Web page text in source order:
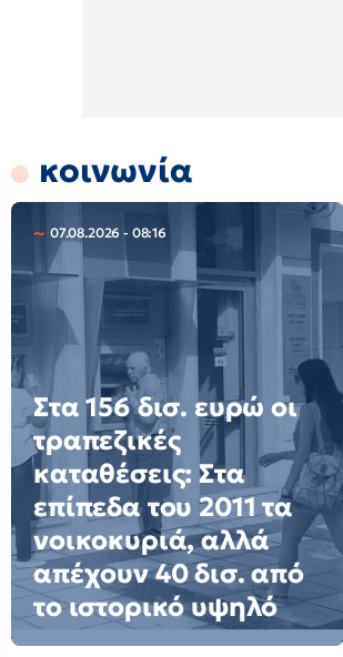
κοινωνία
07.08.2026 - 08:16
Στα 156 δισ. ευρώ οι
τραπεζικές
καταθέσεις: Στα
επίπεδα του 2011 τα
νοικοκυριά, αλλά
απέχουν 40 δισ. από
το ιστορικό υψηλό